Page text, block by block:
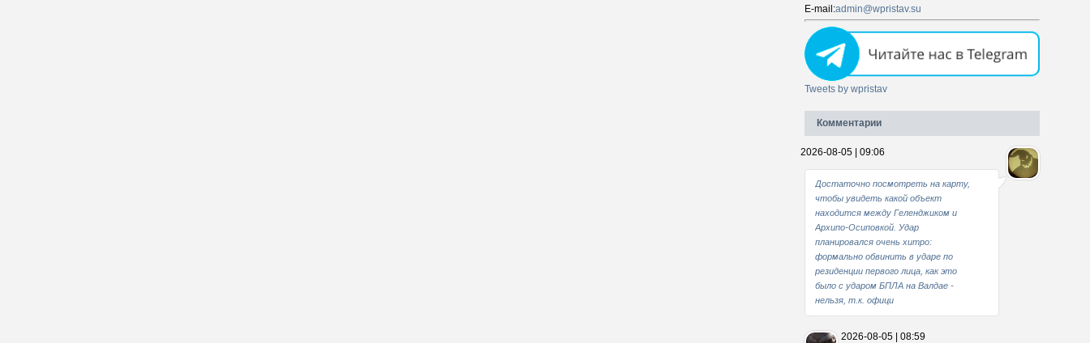
E-mail:admin@wpristav.su
Tweets by wpristav
Комментарии
2026-08-05 | 09:06
Достаточно посмотреть на карту,
чтобы увидеть какой объект
находится между Геленджиком и
Архипо-Осиповкой. Удар
планировался очень хитро:
формально обвинить в ударе по
резиденции первого лица, как это
было с ударом БПЛА на Валдае -
нельзя, т.к. офици
2026-08-05 | 08:59